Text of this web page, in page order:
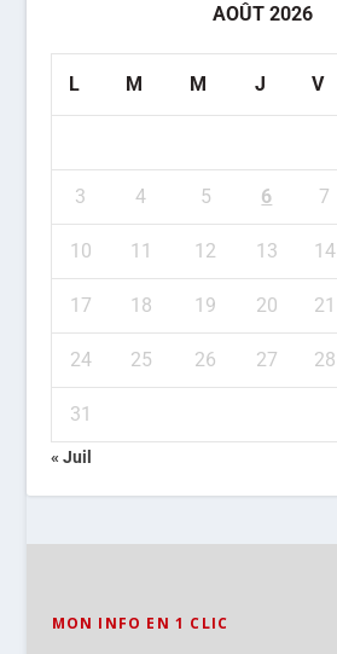
AOÛT 2026
L M M J V
3 4 5 6 7
10 11 12 13 14
17 18 19 20 21
24 25 26 27 28
31
« Juil
MON INFO EN 1 CLIC